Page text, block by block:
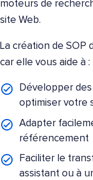
moteurs de
site Web.
La création de
car elle vous aide à :
Développer
optimiser votre
Adapter
référencement
Faciliter le
assistant ou à